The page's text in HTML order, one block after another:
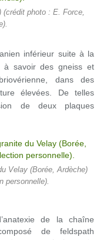
(crédit photo : E. Force,
inférieur suite à la
à savoir des gneiss et
dans des
élevées. De telles
de deux plaques
Velay (Borée, Ardèche)
personnelle).
de la chaîne
de feldspath